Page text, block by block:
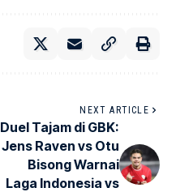
NEXT ARTICLE
Duel Tajam di GBK:
Jens Raven vs Otu
Bisong Warnai
Laga Indonesia vs